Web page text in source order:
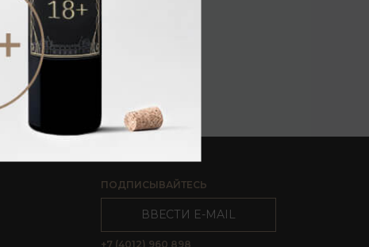
ПОДПИСЫВАЙТЕСЬ
ВВЕСТИ E-MAIL
+7 (4012) 960 898